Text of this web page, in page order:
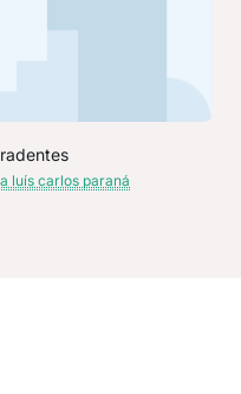
luís carlos paraná